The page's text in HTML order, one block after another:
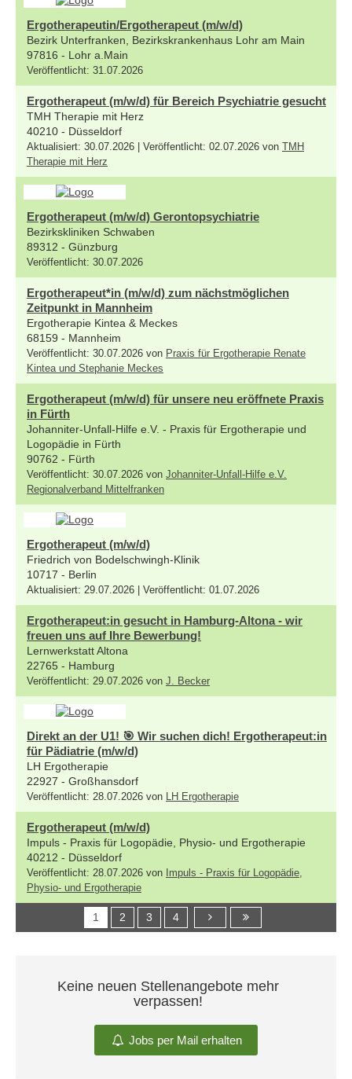
Ergotherapeutin/Ergotherapeut (m/w/d)
Bezirk Unterfranken, Bezirkskrankenhaus Lohr am Main
97816 - Lohr a.Main
Veröffentlicht: 31.07.2026
Ergotherapeut (m/w/d) für Bereich Psychiatrie gesucht
TMH Therapie mit Herz
40210 - Düsseldorf
Aktualisiert: 30.07.2026 | Veröffentlicht: 02.07.2026 von TMH
Therapie mit Herz
Ergotherapeut (m/w/d) Gerontopsychiatrie
Bezirkskliniken Schwaben
89312 - Günzburg
Veröffentlicht: 30.07.2026
Ergotherapeut*in (m/w/d) zum nächstmöglichen
Zeitpunkt in Mannheim
Ergotherapie Kintea & Meckes
68159 - Mannheim
Veröffentlicht: 30.07.2026 von Praxis für Ergotherapie Renate
Kintea und Stephanie Meckes
Ergotherapeut (m/w/d) für unsere neu eröffnete Praxis
in Fürth
Johanniter-Unfall-Hilfe e.V. - Praxis für Ergotherapie und
Logopädie in Fürth
90762 - Fürth
Veröffentlicht: 30.07.2026 von Johanniter-Unfall-Hilfe e.V.
Regionalverband Mittelfranken
Ergotherapeut (m/w/d)
Friedrich von Bodelschwingh-Klinik
10717 - Berlin
Aktualisiert: 29.07.2026 | Veröffentlicht: 01.07.2026
Ergotherapeut:in gesucht in Hamburg-Altona - wir
freuen uns auf Ihre Bewerbung!
Lernwerkstatt Altona
22765 - Hamburg
Veröffentlicht: 29.07.2026 von J. Becker
Direkt an der U1! 🎯 Wir suchen dich! Ergotherapeut:in
für Pädiatrie (m/w/d)
LH Ergotherapie
22927 - Großhansdorf
Veröffentlicht: 28.07.2026 von LH Ergotherapie
Ergotherapeut (m/w/d)
Impuls - Praxis für Logopädie, Physio- und Ergotherapie
40212 - Düsseldorf
Veröffentlicht: 28.07.2026 von Impuls - Praxis für Logopädie,
Physio- und Ergotherapie
1 2 3 4
Keine neuen Stellenangebote mehr
verpassen!
Jobs per Mail erhalten